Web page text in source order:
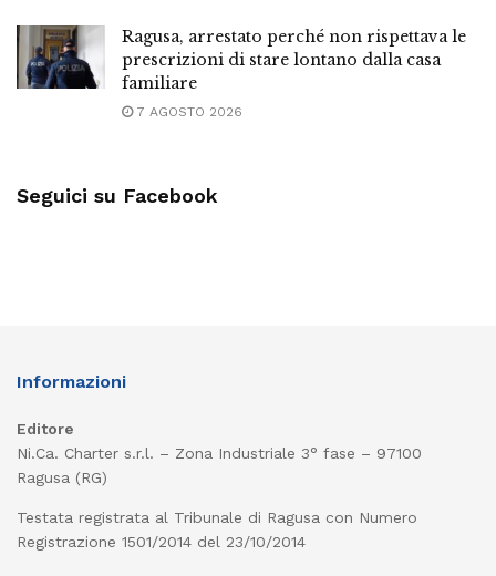
Ragusa, arrestato perché non rispettava le
prescrizioni di stare lontano dalla casa
familiare
7 AGOSTO 2026
Seguici su Facebook
Informazioni
Editore
Ni.Ca. Charter s.r.l. – Zona Industriale 3° fase – 97100
Ragusa (RG)
Testata registrata al Tribunale di Ragusa con Numero
Registrazione 1501/2014 del 23/10/2014